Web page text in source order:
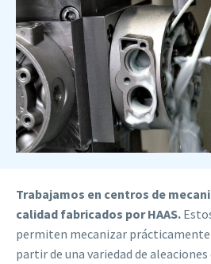
Trabajamos en centros de
calidad fabricados por HAAS.
permiten mecanizar
partir de una variedad de